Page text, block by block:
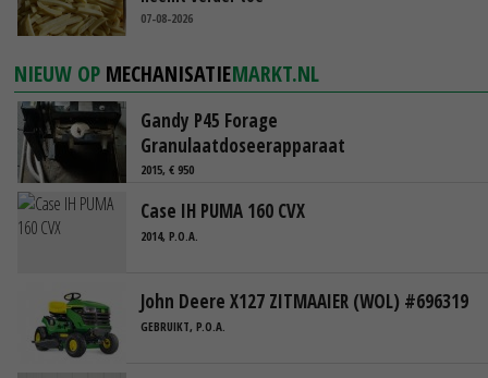
07-08-2026
NIEUW OP MECHANISATIEMARKT.NL
Gandy P45 Forage
Granulaatdoseerapparaat
2015, € 950
Case IH PUMA 160 CVX
2014, P.O.A.
John Deere X127 ZITMAAIER (WOL) #696319
GEBRUIKT, P.O.A.